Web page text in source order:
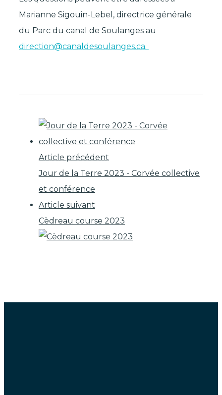
Marianne Sigouin-Lebel, directrice générale
du Parc du canal de Soulanges au
direction@canaldesoulanges.ca.
Article précédent
Jour de la Terre 2023 - Corvée collective
et conférence
Article suivant
Cèdreau course 2023